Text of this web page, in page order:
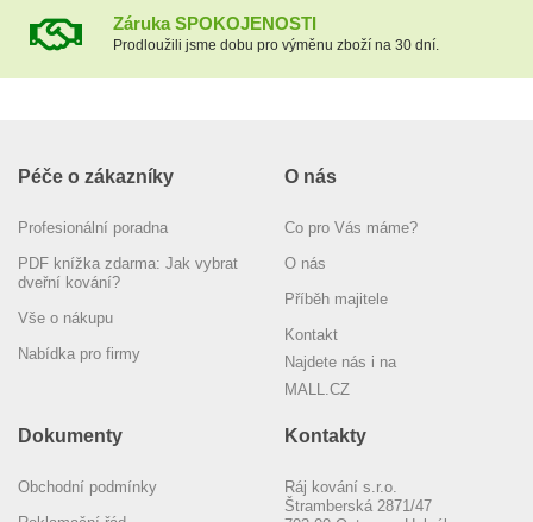
Záruka SPOKOJENOSTI
Prodloužili jsme dobu pro výměnu zboží na 30 dní.
Péče o zákazníky
Profesionální poradna
PDF knížka zdarma: Jak vybrat
dveřní kování?
Vše o nákupu
Nabídka pro firmy
O nás
Co pro Vás máme?
O nás
Příběh majitele
Kontakt
Najdete nás i na
MALL.CZ
Dokumenty
Obchodní podmínky
Kontakty
Ráj kování s.r.o.
Štramberská 2871/47